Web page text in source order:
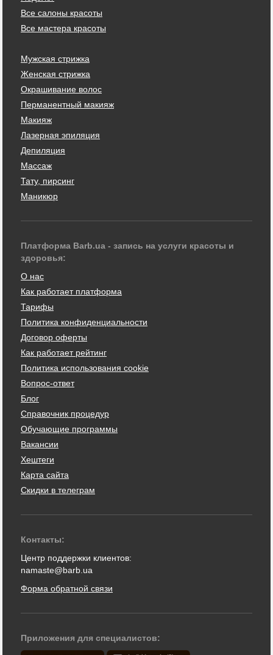
Все салоны красоты
Все мастера красоты
Мужская стрижка
Женская стрижка
Окрашивание волос
Перманентный макияж
Макияж
Лазерная эпиляция
Депиляция
Массаж
Тату, пирсинг
Маникюр
Платформа Barb.ua - запись на услуги красоты и
здоровья:
О нас
Как работает платформа
Тарифы
Политика конфиденциальности
Договор оферты
Как работает рейтинг
Политика использования cookie
Вопрос-ответ
Блог
Справочник процедур
Обучающие программы
Вакансии
Хештеги
Карта сайта
Скидки в телеграм
Контакты:
Центр поддержки клиентов:
namaste@barb.ua
Форма обратной связи
Приложения для специалистов: